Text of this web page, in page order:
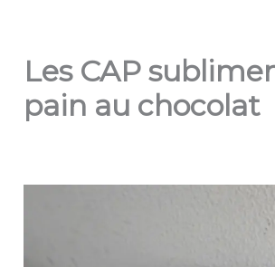
Les CAP
pain au chocolat